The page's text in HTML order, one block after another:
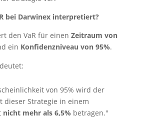
bei Darwinex interpretiert?
den VaR für einen Zeitraum von
ein Konfidenzniveau von 95%.
von 95% wird der
dieser Strategie in einem
nicht mehr als 6,5% betragen."